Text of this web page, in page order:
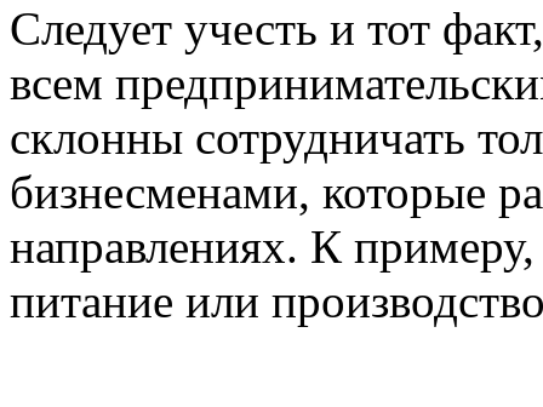
Следует учесть и тот
всем
склонны сотрудничать
бизнесменами, которые
направлениях. К
питание или